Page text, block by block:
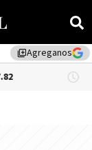
library_addAgreganos